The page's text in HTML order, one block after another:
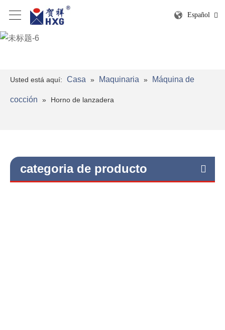
Español
Usted está aquí: Casa » Maquinaria » Máquina de
cocción » Horno de lanzadera
categoria de producto